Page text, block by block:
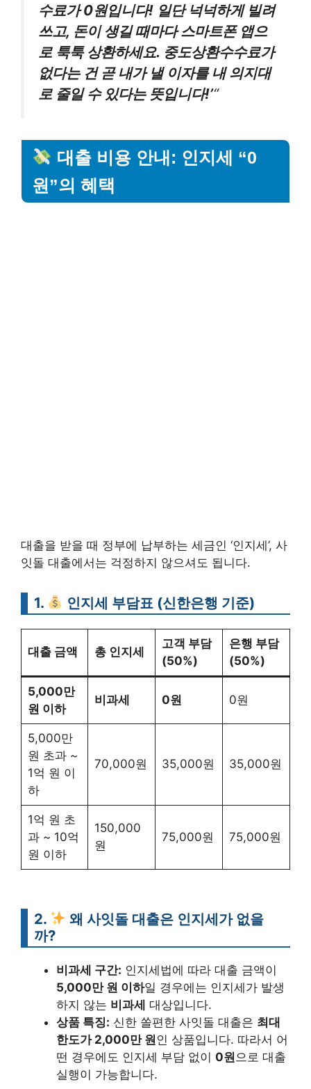
수료가 0원입니다! 일단 넉넉하게 빌려
쓰고, 돈이 생길 때마다 스마트폰 앱으
로 툭툭 상환하세요. 중도상환수수료가
없다는 건 곧 내가 낼 이자를 내 의지대
로 줄일 수 있다는 뜻입니다!’“
대출 비용 안내: 인지세 “0
원”의 혜택
대출을 받을 때 정부에 납부하는 세금인 ‘인지세’, 사
잇돌 대출에서는 걱정하지 않으셔도 됩니다.
1. 인지세 부담표 (신한은행 기준)
대출 금액 총 인지세
고객 부담
(50%)
은행 부담
(50%)
5,000만
원 이하
비과세 0원 0원
5,000만
원 초과 ~
1억 원 이
하
70,000원 35,000원 35,000원
1억 원 초
과 ~ 10억
원 이하
150,000
원
75,000원 75,000원
2.
왜 사잇돌 대출은 인지세가 없을
까?
비과세 구간: 인지세법에 따라 대출 금액이
5,000만 원 이하일 경우에는 인지세가 발생
하지 않는 비과세 대상입니다.
상품 특징: 신한 쏠편한 사잇돌 대출은 최대
한도가 2,000만 원 인 상품입니다. 따라서 어
떤 경우에도 인지세 부담 없이 0원 으로 대출
실행이 가능합니다.